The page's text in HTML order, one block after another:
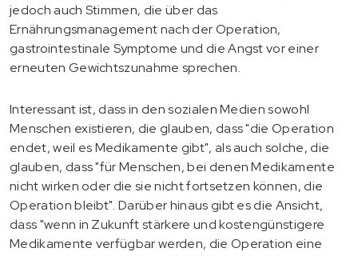
jedoch auch Stimmen, die über das
Ernährungsmanagement nach der Operation,
gastrointestinale Symptome und die Angst vor einer
erneuten Gewichtszunahme sprechen.
Interessant ist, dass in den sozialen Medien sowohl
Menschen existieren, die glauben, dass "die Operation
endet, weil es Medikamente gibt", als auch solche, die
glauben, dass "für Menschen, bei denen Medikamente
nicht wirken oder die sie nicht fortsetzen können, die
Operation bleibt". Darüber hinaus gibt es die Ansicht,
dass "wenn in Zukunft stärkere und kostengünstigere
Medikamente verfügbar werden, die Operation eine